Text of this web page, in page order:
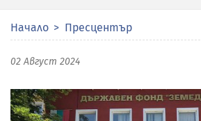
Начало Пресцентър
02 Август 2024